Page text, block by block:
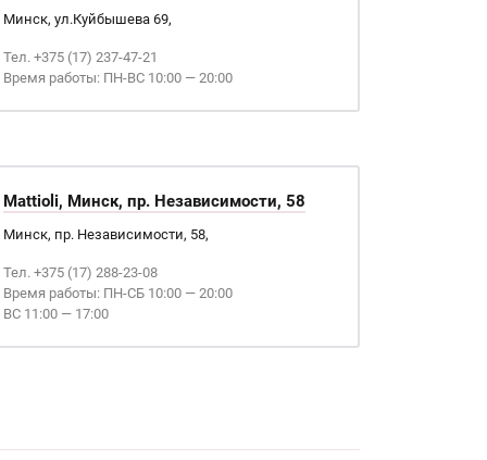
Минск, ул.Куйбышева 69,
Тел. +375 (17) 237-47-21
Время работы: ПН-ВС 10:00 — 20:00
Mattioli, Минск, пр. Независимости, 58
Минск, пр. Независимости, 58,
Тел. +375 (17) 288-23-08
Время работы: ПН-СБ 10:00 — 20:00
ВС 11:00 — 17:00